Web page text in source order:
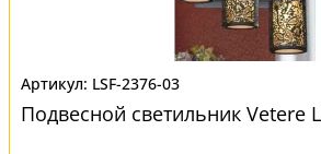
LSF-2376-03
Подвесной светильник Vetere